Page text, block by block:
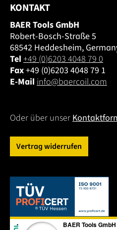
KONTAKT
BAER Tools GmbH
Robert-Bosch-Straße 5
68542 Heddesheim,
Tel +49 (0)6203 4048 79 0
Fax+49 (0)6203 4048 79 1
E-Mail info@baercoil.com
Oder über unser
Vertrag widerrufen
Dieser Link öffnet sich in